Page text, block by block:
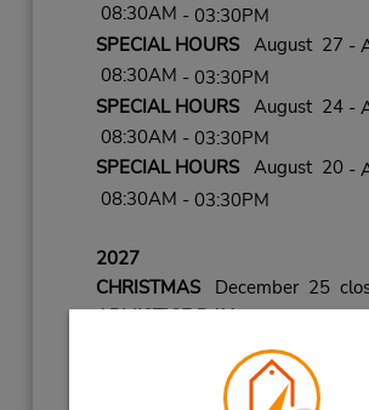
08:30AM - 03:30PM
SPECIAL HOURSAugust 27 -
08:30AM - 03:30PM
SPECIAL HOURSAugust 24 -
08:30AM - 03:30PM
SPECIAL HOURSAugust 20 -
08:30AM - 03:30PM
2027
CHRISTMASDecember 25
ARMISTICE DAYNovember 11
November 1 closed
SPECIAL HOURSAugust 17